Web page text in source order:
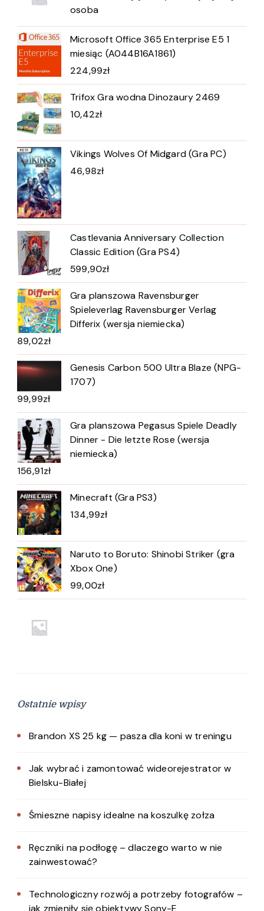
osoba
Microsoft Office 365 Enterprise E5 1
miesiąc (A044B16A1861)
224,99zł
Trifox Gra wodna Dinozaury 2469
10,42zł
Vikings Wolves Of Midgard (Gra PC)
46,98zł
Castlevania Anniversary Collection
Classic Edition (Gra PS4)
599,90zł
Gra planszowa Ravensburger
Spieleverlag Ravensburger Verlag
Differix (wersja niemiecka)
89,02zł
Genesis Carbon 500 Ultra Blaze (NPG-
1707)
99,99zł
Gra planszowa Pegasus Spiele Deadly
Dinner - Die letzte Rose (wersja
niemiecka)
156,91zł
Minecraft (Gra PS3)
134,99zł
Naruto to Boruto: Shinobi Striker (gra
Xbox One)
99,00zł
Ostatnie wpisy
Brandon XS 25 kg — pasza dla koni w treningu
Jak wybrać i zamontować wideorejestrator w
Bielsku-Białej
Śmieszne napisy idealne na koszulkę zołza
Ręczniki na podłogę – dlaczego warto w nie
zainwestować?
Technologiczny rozwój a potrzeby fotografów –